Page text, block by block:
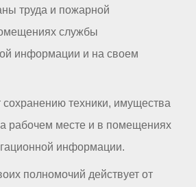
труда и пожарной
службы
информации и на своем
сохранению техники, имущества
рабочем месте и в помещениях
информации.
полномочий действует от